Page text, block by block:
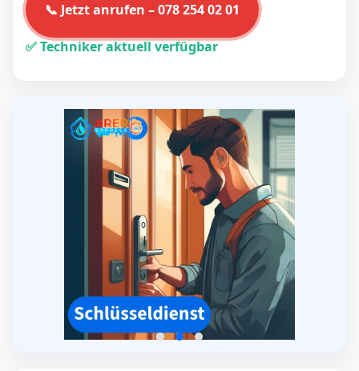
📞 Jetzt anrufen – 078 254 02 01
✅ Techniker aktuell verfügbar